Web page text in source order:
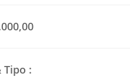
Tipo :